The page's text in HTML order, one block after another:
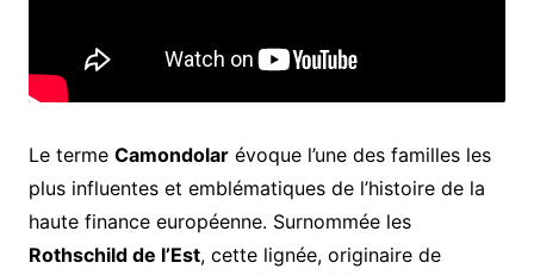
Le terme Camondolarévoque l’une des familles les
plus influentes et emblématiques de l’histoire de la
haute finance européenne. Surnommée les
Rothschild de l’Est, cette lignée, originaire de